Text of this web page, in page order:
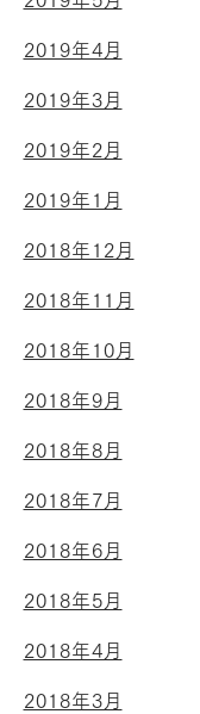
2019年4月
2019年3月
2019年2月
2019年1月
2018年12月
2018年11月
2018年10月
2018年9月
2018年8月
2018年7月
2018年6月
2018年5月
2018年4月
2018年3月